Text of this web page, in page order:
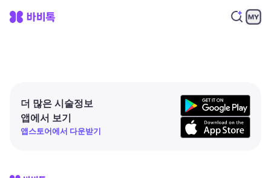
더 많은 시술정보
앱에서 보기
앱스토어에서 다운받기